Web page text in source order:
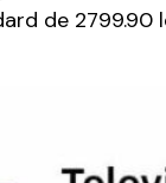
de 2799.90